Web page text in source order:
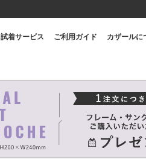
試着サービス ご利用ガイド カザールに